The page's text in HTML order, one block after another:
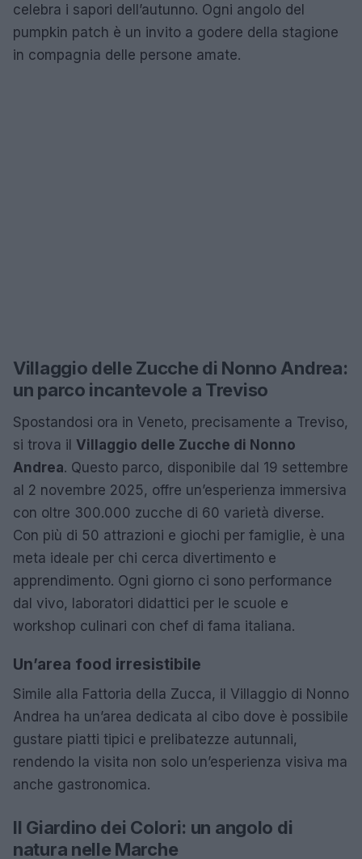
celebra i sapori dell’autunno. Ogni angolo del
pumpkin patch è un invito a godere della stagione
in compagnia delle persone amate.
Villaggio delle Zucche di Nonno Andrea:
un parco incantevole a Treviso
Spostandosi ora in Veneto, precisamente a Treviso,
si trova il Villaggio delle Zucche di Nonno
Andrea. Questo parco, disponibile dal 19 settembre
al 2 novembre 2025, offre un’esperienza immersiva
con oltre 300.000 zucche di 60 varietà diverse.
Con più di 50 attrazioni e giochi per famiglie, è una
meta ideale per chi cerca divertimento e
apprendimento. Ogni giorno ci sono performance
dal vivo, laboratori didattici per le scuole e
workshop culinari con chef di fama italiana.
Un’area food irresistibile
Simile alla Fattoria della Zucca, il Villaggio di Nonno
Andrea ha un’area dedicata al cibo dove è possibile
gustare piatti tipici e prelibatezze autunnali,
rendendo la visita non solo un’esperienza visiva ma
anche gastronomica.
Il Giardino dei Colori: un angolo di
natura nelle Marche